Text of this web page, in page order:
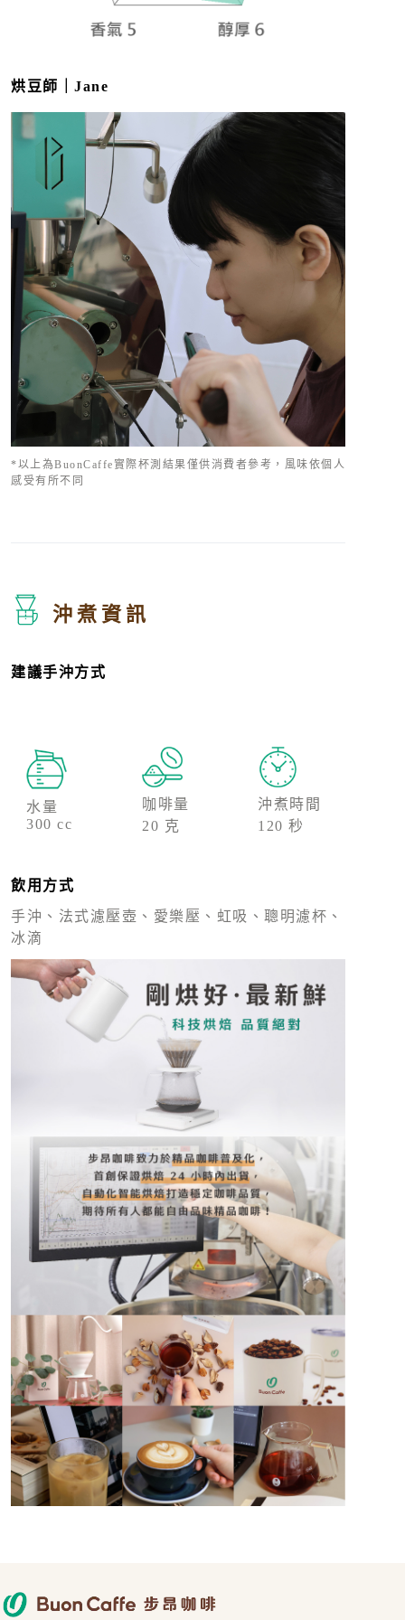
烘豆師｜Jane
*以上為BuonCaffe實際杯測結果僅供消費者參考，風味依個人
感受有所不同
沖煮資訊
建議手沖方式
水量
300 cc
咖啡量
20 克
沖煮時間
120 秒
飲用方式
手沖、法式濾壓壺、愛樂壓、虹吸、聰明濾杯、
冰滴